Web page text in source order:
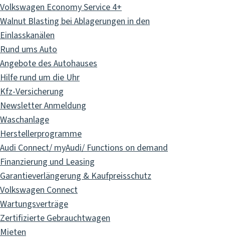
Volkswagen Economy Service 4+
Walnut Blasting bei Ablagerungen in den
Einlasskanälen
Rund ums Auto
Angebote des Autohauses
Hilfe rund um die Uhr
Kfz-Versicherung
Newsletter Anmeldung
Waschanlage
Herstellerprogramme
Audi Connect/ myAudi/ Functions on demand
Finanzierung und Leasing
Garantieverlängerung & Kaufpreisschutz
Volkswagen Connect
Wartungsverträge
Zertifizierte Gebrauchtwagen
Mieten